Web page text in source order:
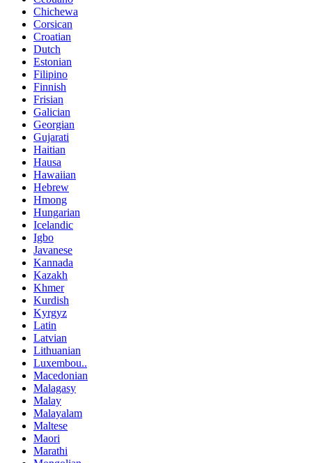
Chichewa
Corsican
Croatian
Dutch
Estonian
Filipino
Finnish
Frisian
Galician
Georgian
Gujarati
Haitian
Hausa
Hawaiian
Hebrew
Hmong
Hungarian
Icelandic
Igbo
Javanese
Kannada
Kazakh
Khmer
Kurdish
Kyrgyz
Latin
Latvian
Lithuanian
Luxembou..
Macedonian
Malagasy
Malay
Malayalam
Maltese
Maori
Marathi